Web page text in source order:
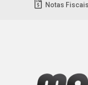
Notas Fiscais